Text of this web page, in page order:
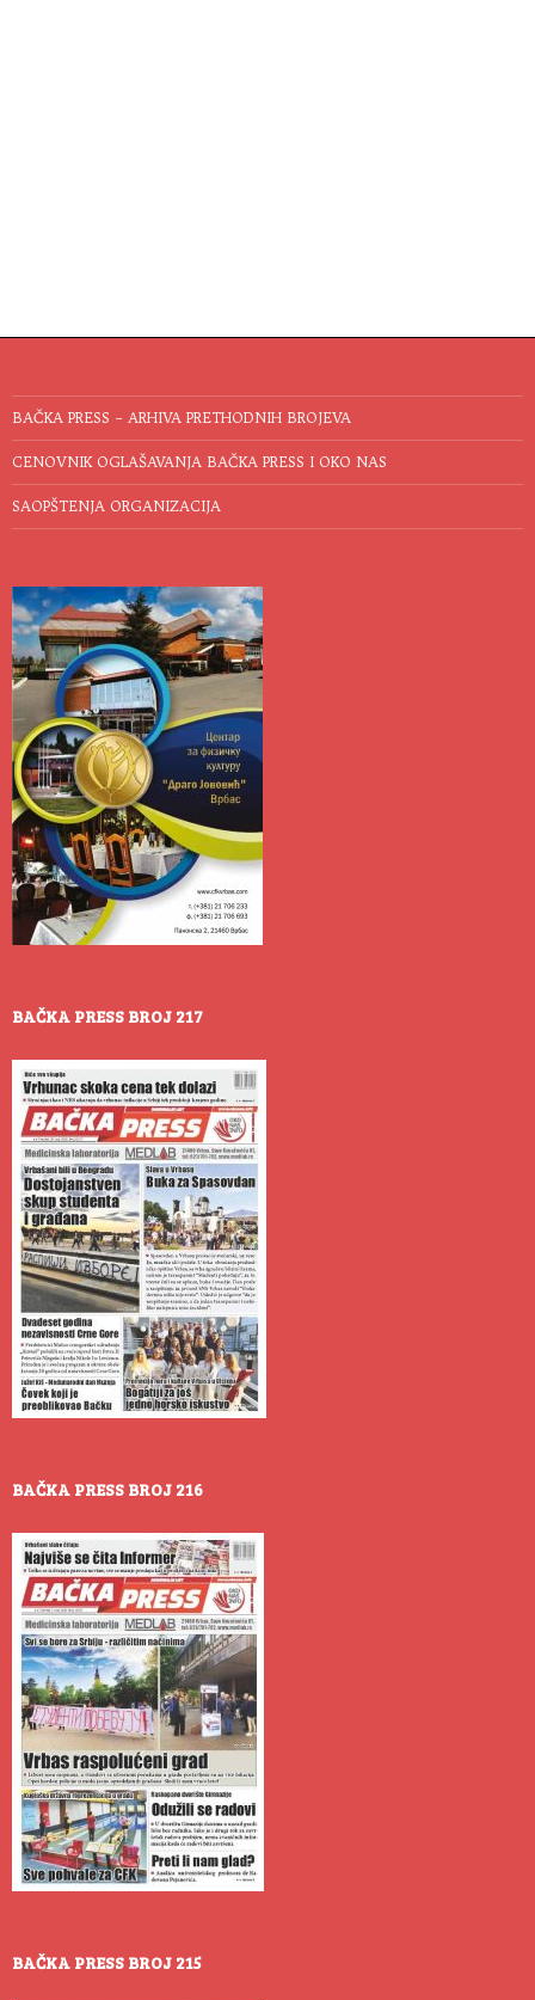
BAČKA PRESS – ARHIVA PRETHODNIH BROJEVA
CENOVNIK OGLAŠAVANJA BAČKA PRESS I OKO NAS
SAOPŠTENJA ORGANIZACIJA
BAČKA PRESS BROJ 217
BAČKA PRESS BROJ 216
BAČKA PRESS BROJ 215